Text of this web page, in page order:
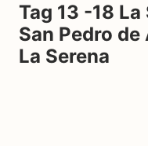
Tag 13 -18 La
San Pedro de
La Serena